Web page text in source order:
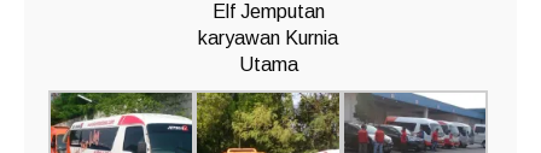
Elf Jemputan
karyawan Kurnia
Utama